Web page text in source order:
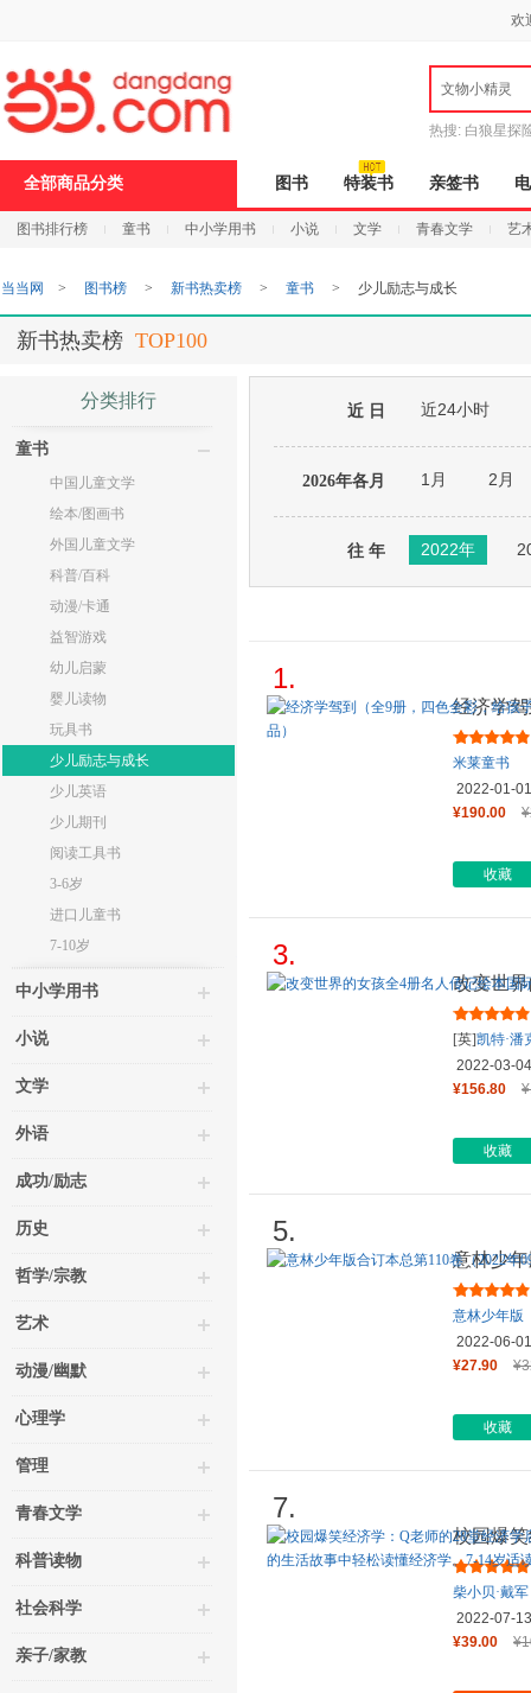
欢
文物小精灵
热搜: 白狼星探
全部商品分类 图书 特装书 亲签书
图书排行榜 童书 中小学用书 小说 文学 青春文学 艺
当当网 > 图书榜 > 新书热卖榜 > 童书 > 少儿励志与成长
新书热卖榜 TOP100
分类排行
童书
中国儿童文学
绘本/图画书
外国儿童文学
科普/百科
动漫/卡通
益智游戏
幼儿启蒙
婴儿读物
玩具书
少儿励志与成长
少儿英语
少儿期刊
阅读工具书
3-6岁
进口儿童书
7-10岁
中小学用书
小说
文学
外语
成功/励志
历史
哲学/宗教
艺术
动漫/幽默
心理学
管理
青春文学
科普读物
社会科学
亲子/家教
近 日 近24小时
2026年各月 1月 2月
往 年 2022年
1.
经济学
经济学
米莱童书
2022-01-01
¥190.00
收藏
3.
改变世
奖提名
[英]凯特·潘
2022-03-04
¥156.80
收藏
5.
意林少
期-12期
意林少年版
2022-06-01
¥27.90
收藏
7.
校园爆
蒙课漫
柴小贝·戴军
2022-07-13
¥39.00
打
开
无
障
页
加